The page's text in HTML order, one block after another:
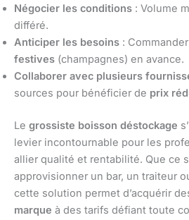
Négocier les conditions : Volume
différé.
Anticiper les besoins :
festives (champagnes) en avance.
Collaborer avec plusieurs
sources pour bénéficier de prix
Le grossiste boisson déstockage
levier incontournable pour les
allier qualité et rentabilité. Que ce
approvisionner un bar, un traiteur
cette solution permet d’acquérir
marque à des tarifs défiant toute